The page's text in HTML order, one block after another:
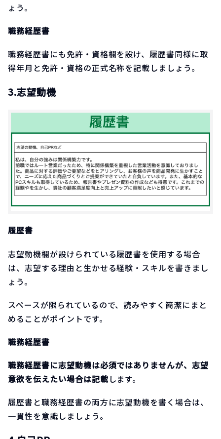
ょう。
職務経歴書
職務経歴書にも免許・資格欄を設け、履歴書同様に取
得年月と免許・資格の正式名称を記載しましょう。
3.志望動機
履歴書
志望動機欄が設けられている履歴書を使用する場合
は、志望する理由と生かせる経験・スキルを書きまし
ょう。
スペースが限られているので、読みやすく簡潔にまと
めることがポイントです。
職務経歴書
職務経歴書に志望動機は必須ではありませんが、志望
意欲を伝えたい場合は記載 します。
履歴書と職務経歴書の両方に志望動機を書く場合は、
一貫性を意識しましょう。